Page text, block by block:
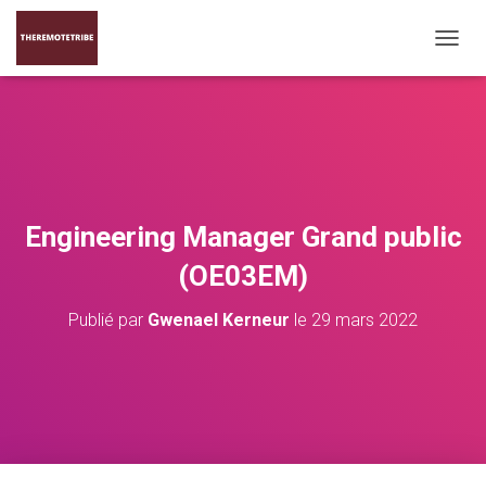
É
N
Engineering Manager Grand public
(OE03EM)
Publié par Gwenael Kerneur le 29 mars 2022